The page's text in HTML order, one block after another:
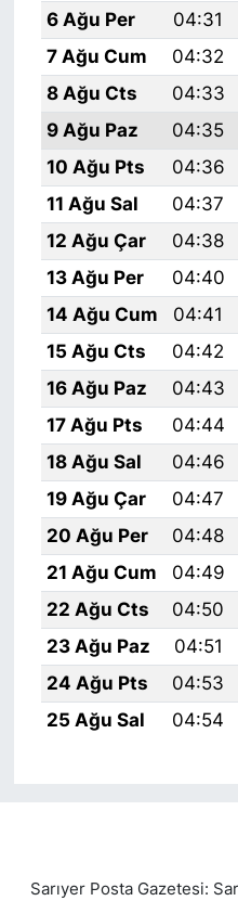
6 Ağu Per
04:31
7 Ağu Cum
04:32
8 Ağu Cts
04:33
9 Ağu Paz
04:35
10 Ağu Pts
04:36
11 Ağu Sal
04:37
12 Ağu Çar
04:38
13 Ağu Per
04:40
14 Ağu Cum
04:41
15 Ağu Cts
04:42
16 Ağu Paz
04:43
17 Ağu Pts
04:44
18 Ağu Sal
04:46
19 Ağu Çar
04:47
20 Ağu Per
04:48
21 Ağu Cum
04:49
22 Ağu Cts
04:50
23 Ağu Paz
04:51
24 Ağu Pts
04:53
25 Ağu Sal
04:54
Sarıyer Posta Gazetesi: